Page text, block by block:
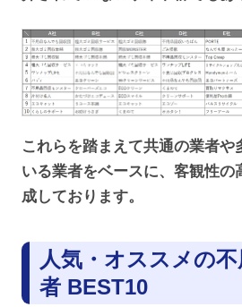
これらを踏まえて共通の業者や
いる業者をベースに、客観性の
成しております。
人気・オススメの
者 BEST10